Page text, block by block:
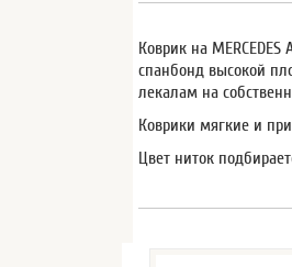
Коврик на
спанбонд высокой
лекалам на
Коврики мягкие и
Цвет ниток